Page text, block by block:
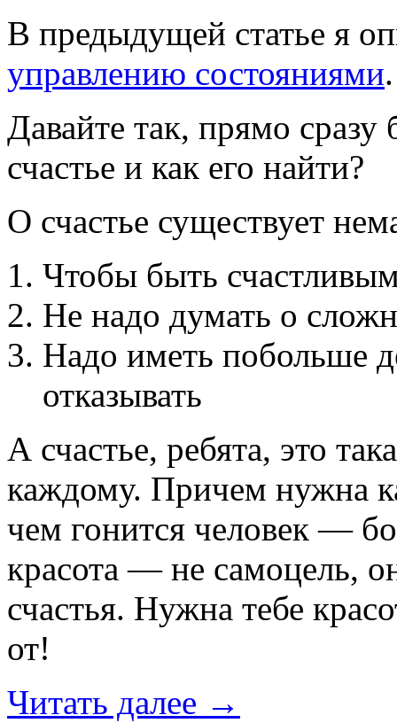
В предыдущей статье я
управлению состояниями.
Давайте так, прямо
счастье и как его найти?
О счастье существует
Чтобы быть
Не надо думать о
Надо иметь побольше
отказывать
А счастье, ребята, это
каждому. Причем нужна
чем гонится человек —
красота — не самоцель,
счастья. Нужна тебе
от!
Читать далее →